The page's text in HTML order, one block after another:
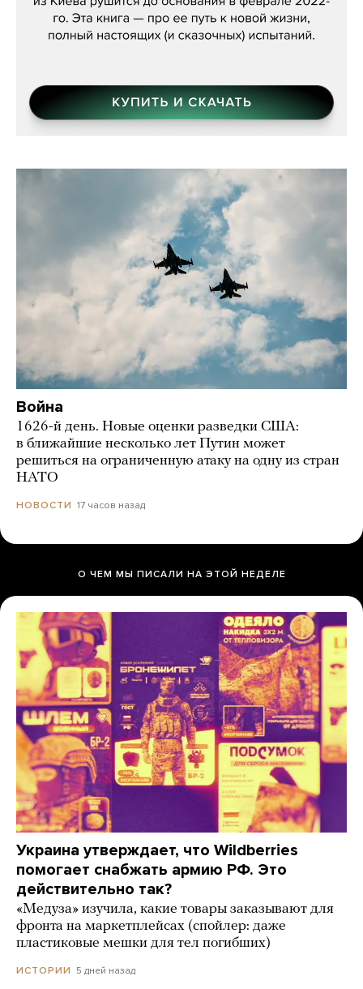
Война
1626-й день. Новые оценки разведки США:
в ближайшие несколько лет Путин может
решиться на ограниченную атаку на одну из стран
НАТО
НОВОСТИ 17 часов назад
О ЧЕМ МЫ ПИСАЛИ НА ЭТОЙ НЕДЕЛЕ
Украина утверждает, что Wildberries
помогает снабжать армию РФ. Это
действительно так?
«Медуза» изучила, какие товары заказывают для
фронта на маркетплейсах (спойлер: даже
пластиковые мешки для тел погибших)
ИСТОРИИ 5 дней назад